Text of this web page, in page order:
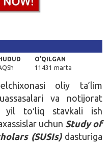
O'QILGAN
11431 marta
oliy ta’lim
va notijorat
yil toʻliq stavkali ish
uchun Study of
(SUSIs)dasturiga